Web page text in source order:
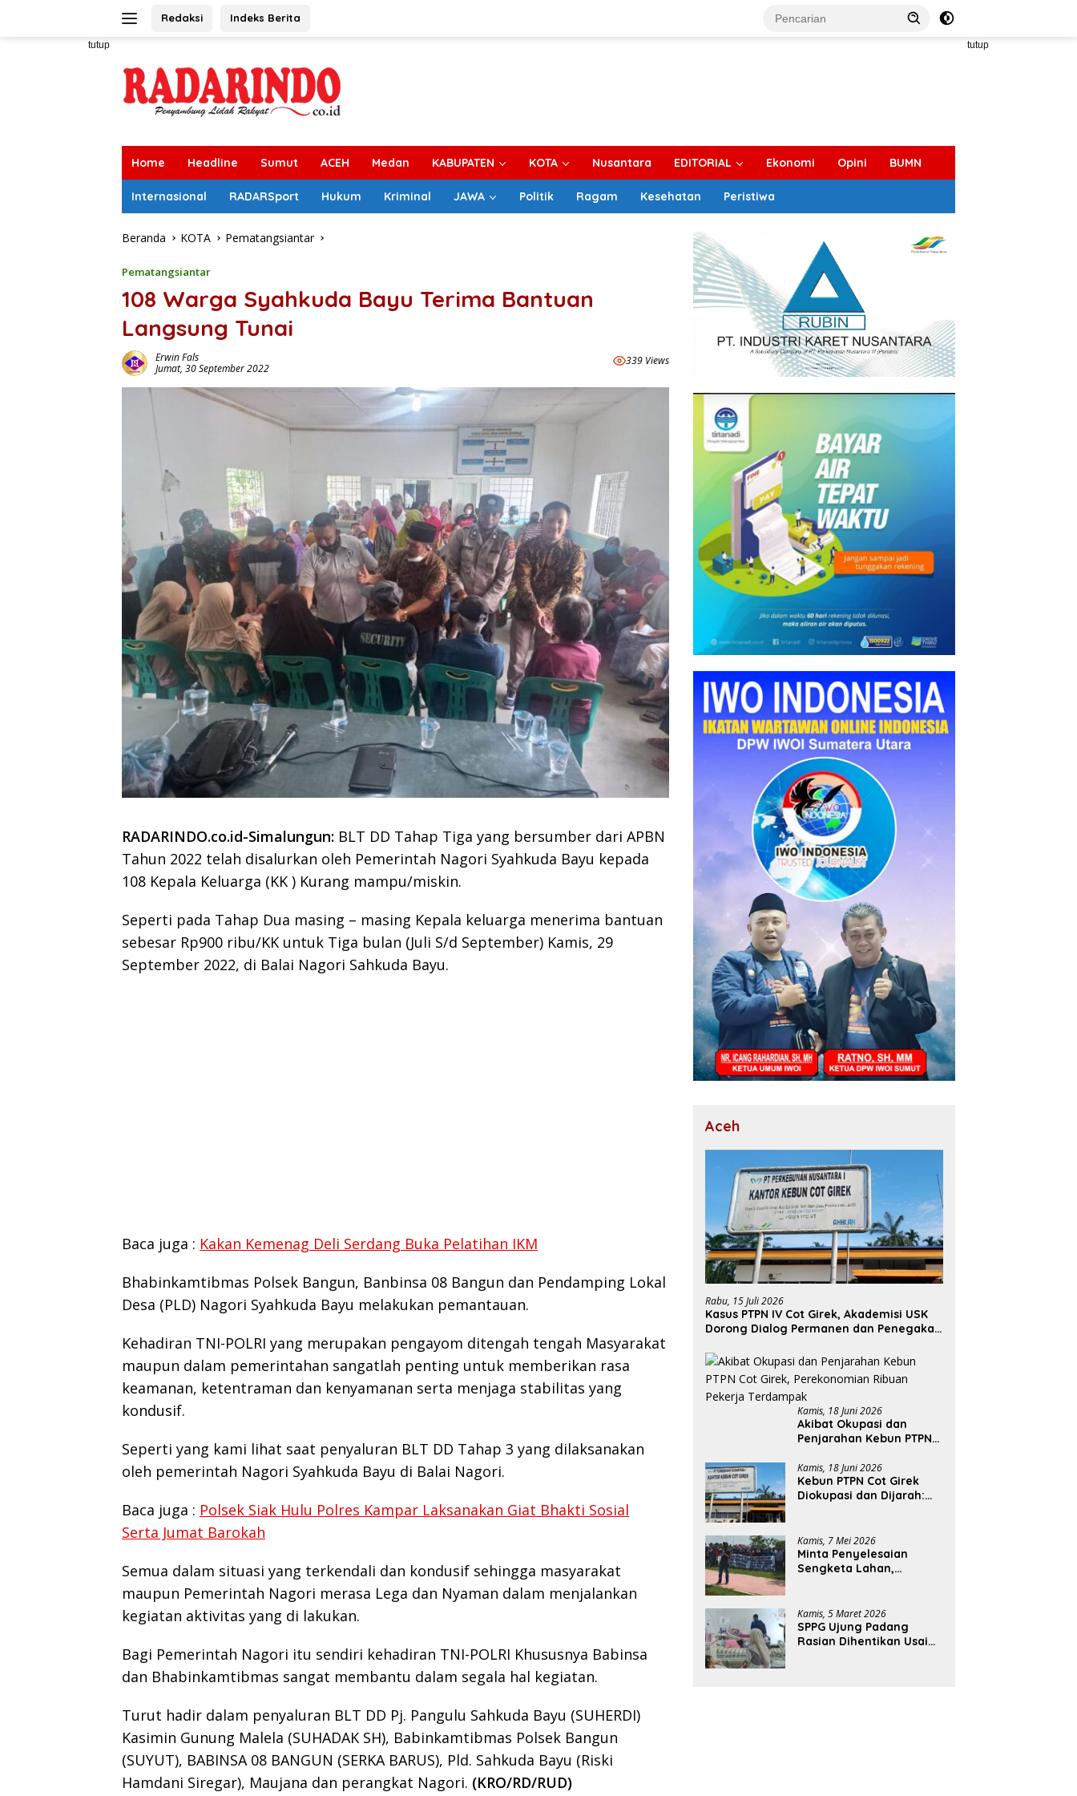
Redaksi Indeks Berita
tutup tutup
Home Headline Sumut ACEH Medan KABUPATEN KOTA Nusantara EDITORIAL Ekonomi Opini BUMN
Internasional RADARSport Hukum Kriminal JAWA Politik Ragam Kesehatan Peristiwa
Beranda KOTA Pematangsiantar
Pematangsiantar
108 Warga Syahkuda Bayu Terima Bantuan
Langsung Tunai
Erwin Fals
Jumat, 30 September 2022
339 Views
RADARINDO.co.id-Simalungun: BLT DD Tahap Tiga yang bersumber dari APBN
Tahun 2022 telah disalurkan oleh Pemerintah Nagori Syahkuda Bayu kepada
108 Kepala Keluarga (KK ) Kurang mampu/miskin.
Seperti pada Tahap Dua masing – masing Kepala keluarga menerima bantuan
sebesar Rp900 ribu/KK untuk Tiga bulan (Juli S/d September) Kamis, 29
September 2022, di Balai Nagori Sahkuda Bayu.
Baca juga : Kakan Kemenag Deli Serdang Buka Pelatihan IKM
Bhabinkamtibmas Polsek Bangun, Banbinsa 08 Bangun dan Pendamping Lokal
Desa (PLD) Nagori Syahkuda Bayu melakukan pemantauan.
Kehadiran TNI-POLRI yang merupakan pengayom ditengah tengah Masyarakat
maupun dalam pemerintahan sangatlah penting untuk memberikan rasa
keamanan, ketentraman dan kenyamanan serta menjaga stabilitas yang
kondusif.
Seperti yang kami lihat saat penyaluran BLT DD Tahap 3 yang dilaksanakan
oleh pemerintah Nagori Syahkuda Bayu di Balai Nagori.
Baca juga : Polsek Siak Hulu Polres Kampar Laksanakan Giat Bhakti Sosial
Serta Jumat Barokah
Semua dalam situasi yang terkendali dan kondusif sehingga masyarakat
maupun Pemerintah Nagori merasa Lega dan Nyaman dalam menjalankan
kegiatan aktivitas yang di lakukan.
Bagi Pemerintah Nagori itu sendiri kehadiran TNI-POLRI Khususnya Babinsa
dan Bhabinkamtibmas sangat membantu dalam segala hal kegiatan.
Turut hadir dalam penyaluran BLT DD Pj. Pangulu Sahkuda Bayu (SUHERDI)
Kasimin Gunung Malela (SUHADAK SH), Babinkamtibmas Polsek Bangun
(SUYUT), BABINSA 08 BANGUN (SERKA BARUS), Pld. Sahkuda Bayu (Riski
Hamdani Siregar), Maujana dan perangkat Nagori. (KRO/RD/RUD)
Aceh
Rabu, 15 Juli 2026
Kasus PTPN IV Cot Girek, Akademisi USK
Dorong Dialog Permanen dan Penegakan
Kamis, 18 Juni 2026
Akibat Okupasi dan
Penjarahan Kebun PTPN
Ribuan Pekerja
Terdampak
Kamis, 18 Juni 2026
Kebun PTPN Cot Girek
Diokupasi dan Dijarah:
Rupiah
Kamis, 7 Mei 2026
Minta Penyelesaian
Sengketa Lahan,
Aceh Utara
Kamis, 5 Maret 2026
SPPG Ujung Padang
Rasian Dihentikan Usai